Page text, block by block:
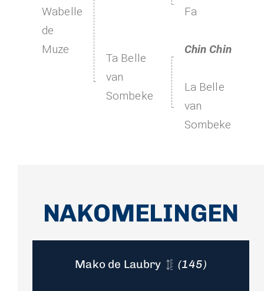
Wabelle
de
Muze
Ta Belle
van
Sombeke
Fa
Chin Chin
La Belle
van
Sombeke
NAKOMELINGEN
Mako de Laubry (145)